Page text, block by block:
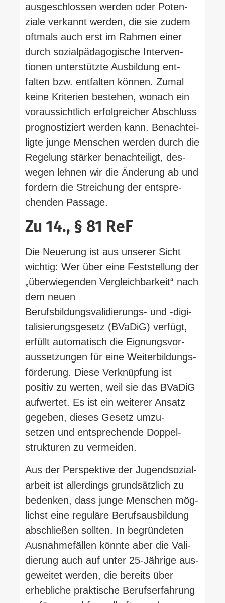
aus­ge­schlossen werden oder Poten­
ziale ver­kannt werden, die sie zudem
oftmals auch erst im Rahmen einer
durch sozi­al­päd­ago­gische Inter­ven­
tionen unter­stützte Aus­bildung ent­
falten bzw. ent­falten können. Zumal
keine Kri­terien bestehen, wonach ein
vor­aus­sichtlich erfolg­reicher Abschluss
pro­gnos­ti­ziert werden kann. Benach­tei­
ligte junge Men­schen werden durch die
Regelung stärker benach­teiligt, des­
wegen lehnen wir die Änderung ab und
fordern die Strei­chung der ent­spre­
chenden Passage.
Zu 14., § 81 ReF
Die Neuerung ist aus unserer Sicht
wichtig: Wer über eine Fest­stellung der
„über­wie­genden Ver­gleich­barkeit“ nach
dem neuen
Berufsbildungsvalidierungs- und ‑digi­
ta­li­sie­rungs­gesetz (BVaDiG) verfügt,
erfüllt auto­ma­tisch die Eig­nungs­vor­
aus­set­zungen für eine Wei­ter­bil­dungs­
för­derung. Diese Ver­knüpfung ist
positiv zu werten, weil sie das BVaDiG
auf­wertet. Es ist ein wei­terer Ansatz
gegeben, dieses Gesetz umzu­
setzen und ent­spre­chende Dop­pel­
struk­turen zu vermeiden.
Aus der Per­spektive der Jugend­so­zi­al­
arbeit ist aller­dings grund­sätzlich zu
bedenken, dass junge Men­schen mög­
lichst eine reguläre Berufs­aus­bildung
abschließen sollten. In begrün­deten
Aus­nah­me­fällen könnte aber die Vali­
dierung auch auf unter 25-​Jährige aus­
ge­weitet werden, die bereits über
erheb­liche prak­tische Berufs­er­fahrung